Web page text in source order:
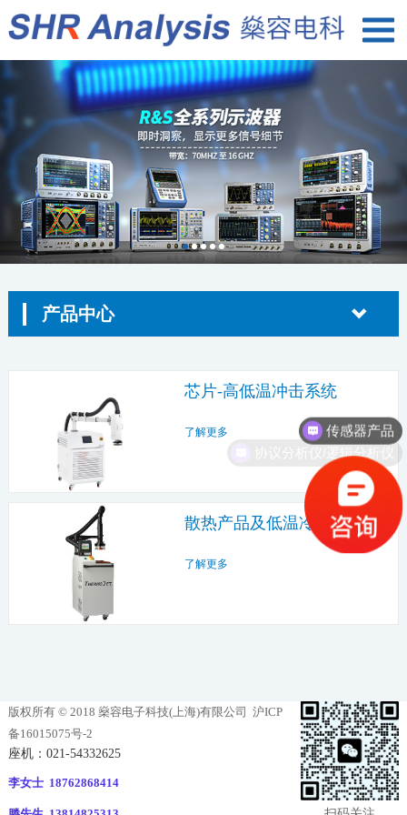
产品中心
芯片-高低温冲击系统
了解更多
散热产品及低温冷却系统
了解更多
版权所有 © 2018 燊容电子科技(上海)有限公司 沪ICP
备16015075号-2
座机：021-54332625
李女士 18762868414
传感器产品
协议分析仪/逻辑分析仪